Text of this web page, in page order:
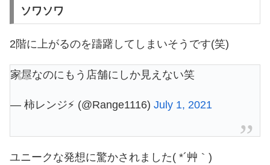
ソワソワ
2階に上がるのを躊躇してしまいそうです(笑)
家屋なのにもう店舗にしか見えない笑
— 柿レンジ⚡ (@Range1116) July 1, 2021
ユニークな発想に驚かされました( *´艸｀)